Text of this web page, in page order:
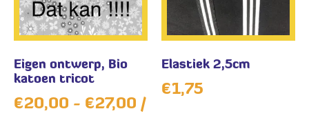
Eigen ontwerp, Bio
katoen tricot
€20,00 - €27,00 /
Elastiek 2,5cm
€1,75